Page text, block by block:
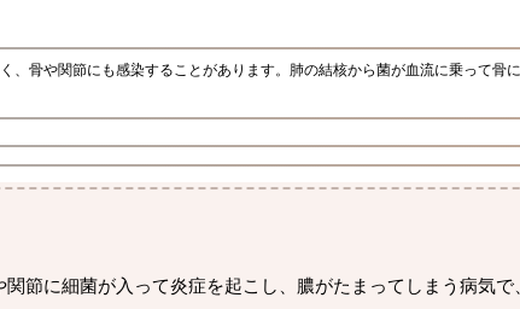
、骨や関節にも感染することがあります。肺の結核から菌が血流に乗って骨
節に細菌が入って炎症を起こし、膿がたまってしまう病気